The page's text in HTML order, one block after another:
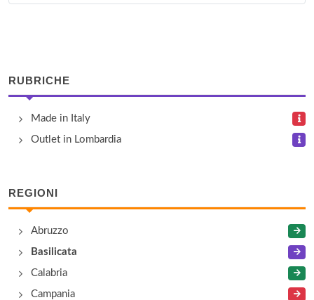
RUBRICHE
Made in Italy
Outlet in Lombardia
REGIONI
Abruzzo
Basilicata
Calabria
Campania